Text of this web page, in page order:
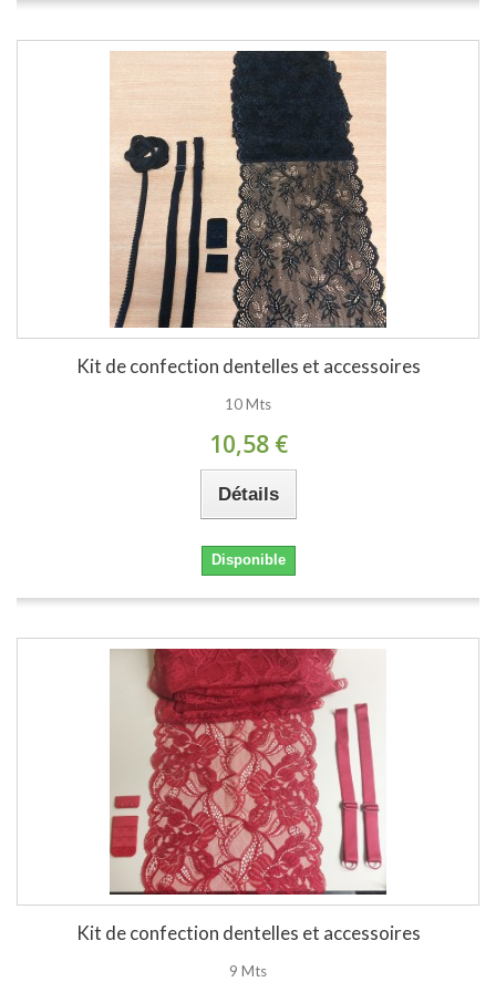
Kit de confection dentelles et accessoires
10 Mts
10,58 €
Détails
Disponible
Kit de confection dentelles et accessoires
9 Mts